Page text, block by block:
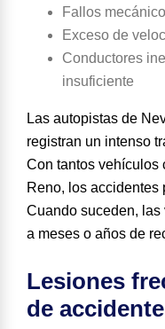
Fallos
Exceso de
Conductores
insuficiente
Las autopistas de
registran un intenso
Con tantos vehículos
Reno, los accidentes
Cuando suceden, las
a meses o años de
Lesiones
de